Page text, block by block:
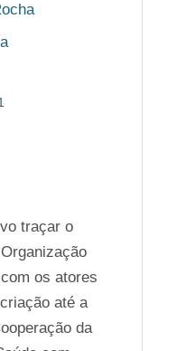
traçar o
os atores
até a
da